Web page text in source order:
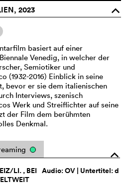
2023 o
basiert auf einer
Venedig, in welcher der
Semiotiker und
(1932-2016) Einblick in seine
bevor er sie dem italienischen
Interviews, szenisch
Werk und Streiflichter auf seine
der Film dem berühmten
Denkmal.
o
Audio:OV | Untertitel: d
LI. , BEI